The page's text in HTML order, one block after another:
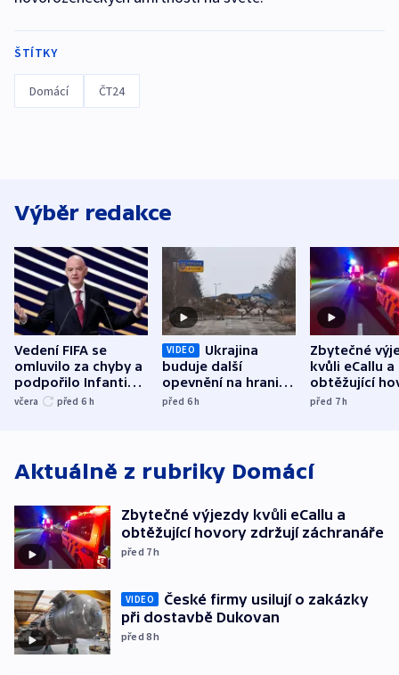
ŠTÍTKY
Domácí ČT24
Výběr redakce
Vedení FIFA se
omluvilo za chyby a
podpořilo Infantina.
UEFA trvá na
včera před 6 h
VIDEO
Ukrajina
buduje další
opevnění na hranici
s Běloruskem
před 6h
Zbytečné
kvůli eCallu a
obtěžující
zdržují
před 7h
Aktuálně z rubriky Domácí
Zbytečné výjezdy kvůli eCallu a
obtěžující hovory zdržují záchranáře
před 7h
VIDEO
České firmy usilují o zakázky
při dostavbě Dukovan
před 8h